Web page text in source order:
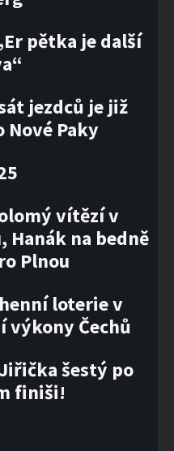
pětka je další
jezdců je již
Nové Paky
vítězí v
Hanák na bedně
Plnou
loterie v
výkony Čechů
šestý po
finiši!